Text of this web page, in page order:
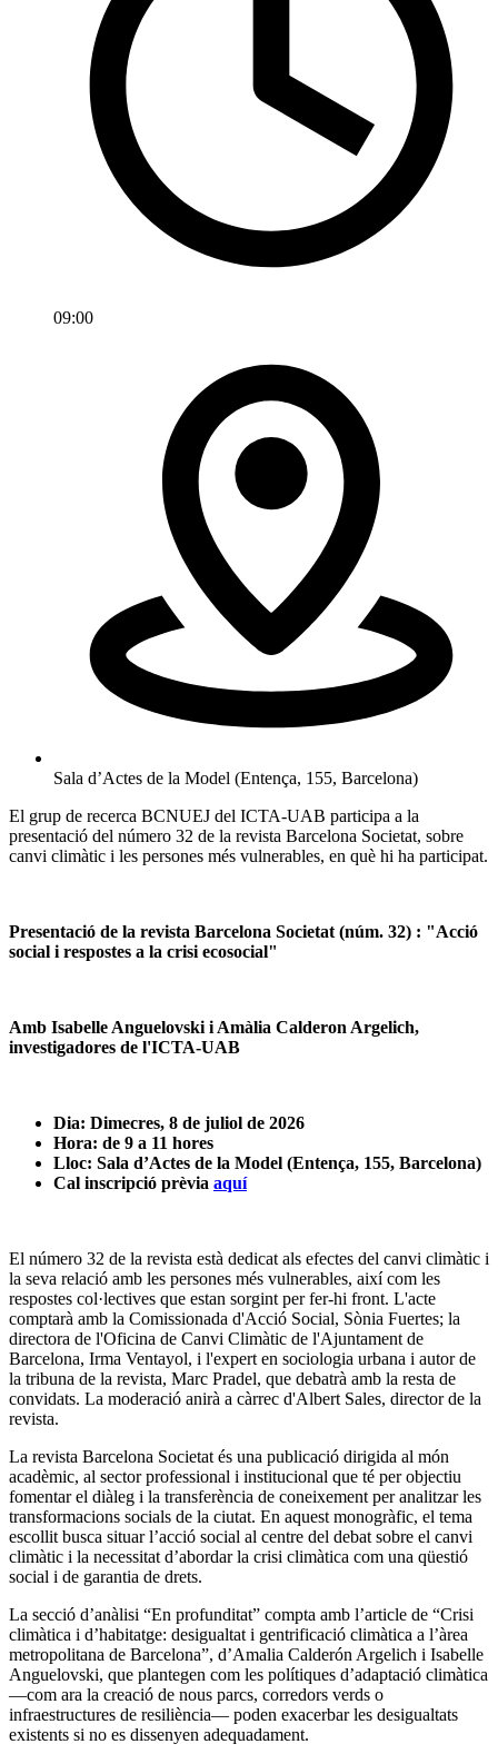
09:00
Sala d’Actes de la Model (Entença, 155, Barcelona)
El grup de recerca BCNUEJ del ICTA-UAB participa a la
presentació del número 32 de la revista Barcelona Societat, sobre
canvi climàtic i les persones més vulnerables, en què hi ha participat.
Presentació de la revista Barcelona Societat (núm. 32) : "Acció
social i respostes a la crisi ecosocial"
Amb Isabelle Anguelovski i Amàlia Calderon Argelich,
investigadores de l'ICTA-UAB
Dia: Dimecres, 8 de juliol de 2026
Hora: de 9 a 11 hores
Lloc: Sala d’Actes de la Model (Entença, 155, Barcelona)
Cal inscripció prèvia aquí
El número 32 de la revista està dedicat als efectes del canvi climàtic i
la seva relació amb les persones més vulnerables, així com les
respostes col·lectives que estan sorgint per fer-hi front. L'acte
comptarà amb la Comissionada d'Acció Social, Sònia Fuertes; la
directora de l'Oficina de Canvi Climàtic de l'Ajuntament de
Barcelona, Irma Ventayol, i l'expert en sociologia urbana i autor de
la tribuna de la revista, Marc Pradel, que debatrà amb la resta de
convidats. La moderació anirà a càrrec d'Albert Sales, director de la
revista.
La revista Barcelona Societat és una publicació dirigida al món
acadèmic, al sector professional i institucional que té per objectiu
fomentar el diàleg i la transferència de coneixement per analitzar les
transformacions socials de la ciutat. En aquest monogràfic, el tema
escollit busca situar l’acció social al centre del debat sobre el canvi
climàtic i la necessitat d’abordar la crisi climàtica com una qüestió
social i de garantia de drets.
La secció d’anàlisi “En profunditat” compta amb l’article de “Crisi
climàtica i d’habitatge: desigualtat i gentrificació climàtica a l’àrea
metropolitana de Barcelona”, d’Amalia Calderón Argelich i Isabelle
Anguelovski, que plantegen com les polítiques d’adaptació climàtica
—com ara la creació de nous parcs, corredors verds o
infraestructures de resiliència— poden exacerbar les desigualtats
existents si no es dissenyen adequadament.